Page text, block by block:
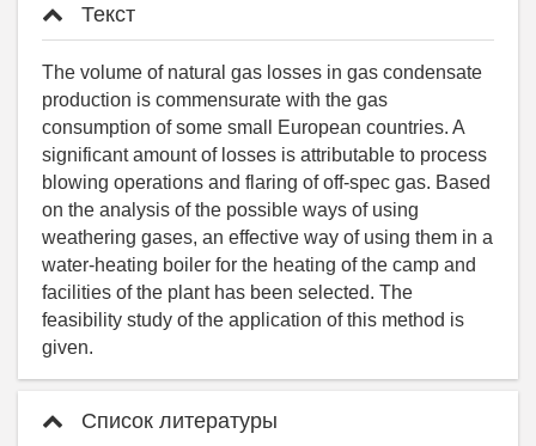
Текст
The volume of natural gas losses in gas condensate
production is commensurate with the gas
consumption of some small European countries. A
significant amount of losses is attributable to process
blowing operations and flaring of off-spec gas. Based
on the analysis of the possible ways of using
weathering gases, an effective way of using them in a
water-heating boiler for the heating of the camp and
facilities of the plant has been selected. The
feasibility study of the application of this method is
given.
Список литературы